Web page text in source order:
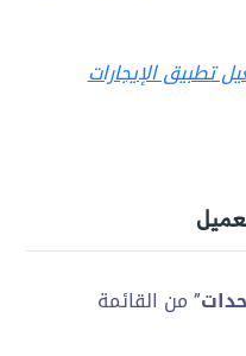
تطبيق الإيجارات
” من القائمة